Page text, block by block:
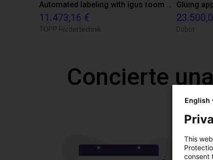
Automated labeling with igus room gantry and a cab label printer
11.473,16 €
TOPP Fördertechnik Dobot
Concierte
English
This
consent